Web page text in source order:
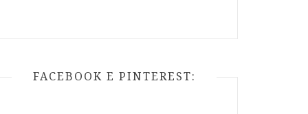
FACEBOOK E PINTEREST: